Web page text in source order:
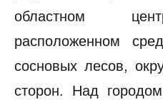
областном
расположенном
сосновых лесов,
сторон. Над